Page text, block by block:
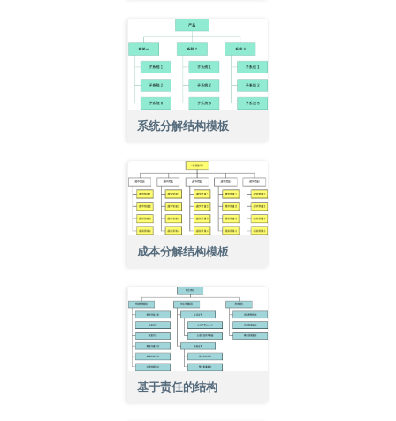
系统分解结构模板
成本分解结构模板
基于责任的结构